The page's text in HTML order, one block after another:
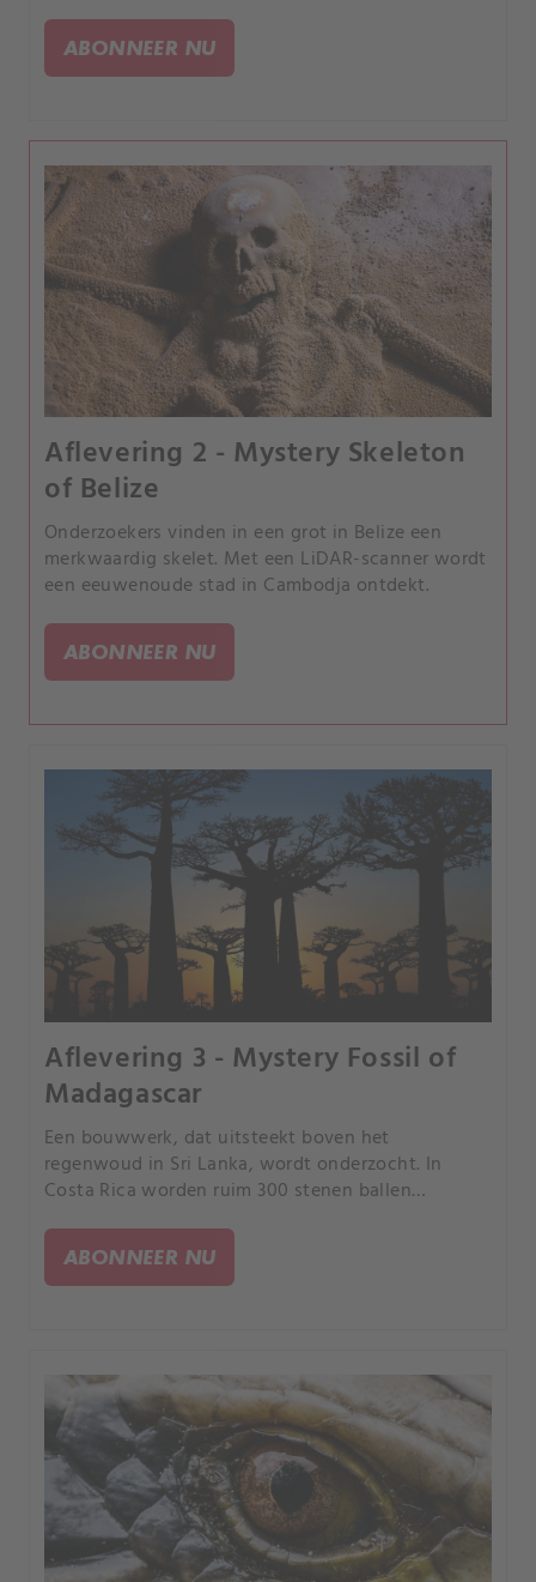
ABONNEER NU
Aflevering 2 - Mystery Skeleton
of Belize
Onderzoekers vinden in een grot in Belize een
merkwaardig skelet. Met een LiDAR-scanner wordt
een eeuwenoude stad in Cambodja ontdekt.
ABONNEER NU
Aflevering 3 - Mystery Fossil of
Madagascar
Een bouwwerk, dat uitsteekt boven het
regenwoud in Sri Lanka, wordt onderzocht. In
Costa Rica worden ruim 300 stenen ballen
ABONNEER NU